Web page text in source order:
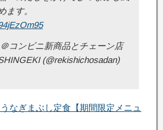
ます。
コンビニ新商品とチェーン店
(@rekishichosadan)
うなぎまぶし定食【期間限定メニュ